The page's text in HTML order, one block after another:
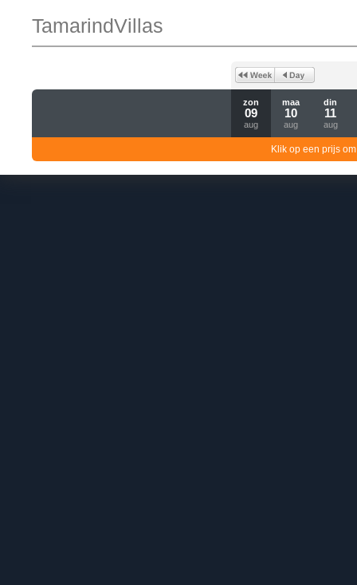
TamarindVillas
zon
09
aug
maa
10
aug
din
11
aug
Klik op een prijs